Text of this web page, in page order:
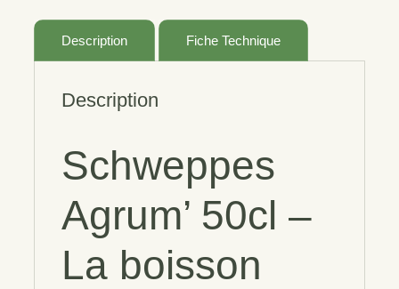
50CL
Description Fiche Technique
Description
Schweppes
Agrum’ 50cl –
La boisson